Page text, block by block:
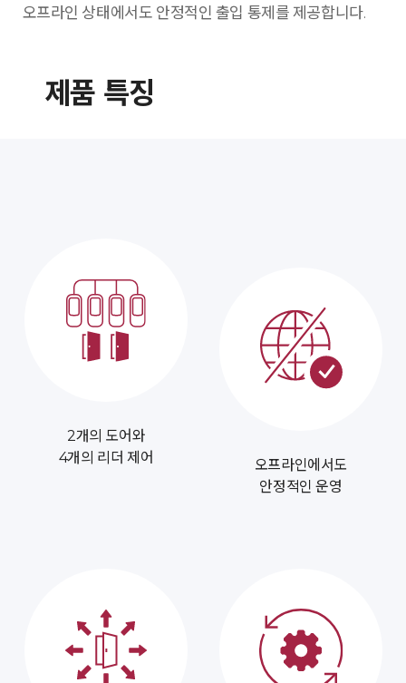
오프라인 상태에서도 안정적인 출입 통제를 제공합니다.
제품 특징
2개의 도어와
4개의 리더 제어
오프라인에서도
안정적인 운영